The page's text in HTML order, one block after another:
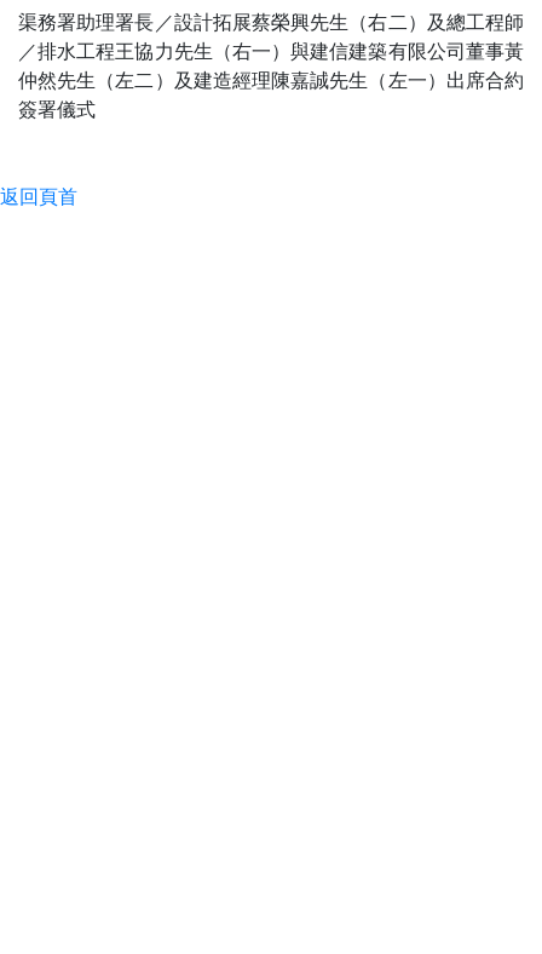
渠務署助理署長／設計拓展蔡榮興先生（右二）及總工程師
／排水工程王協力先生（右一）與建信建築有限公司董事黃
仲然先生（左二）及建造經理陳嘉誠先生（左一）出席合約
簽署儀式
返回頁首